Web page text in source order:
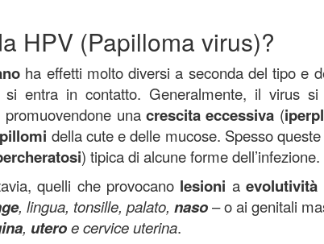
HPV (Papilloma virus)?
ha effetti molto diversi a seconda del tipo e
entra in contatto. Generalmente, il virus si
promuovendone unacrescita eccessiva (
della cute e delle mucose. Spesso
) tipica di alcune forme dell’infezione.
quelli che provocano lesioni aevolutività
, lingua, tonsille, palato,naso– o ai genitali
, uteroe cervice uterina.